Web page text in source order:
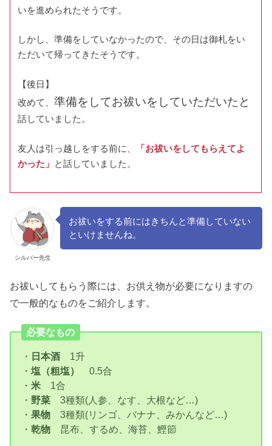
いを進められたそうです。
しかし、準備をしていなかったので、その日は御札をい
ただいて帰ってきたそうです。
【後日】
改めて、準備をしてお祓いをしていただいたと
話していました。
友人は引っ越しをする前に、
「お祓いをしてもらえてよ
かった」
と話していました。
シルバー先生
お祓いをする前にはきちんと準備していない
といけませんね。
お祓いしてもらう際には、お供え物が必要になりますの
で一般的なものをご紹介します。
必要なもの
・ 日本酒 1升
・塩（粗塩）
0.5合
・米 1合
・ 野菜 3種類(人参、なす、大根など…)
・果物 3種類(リンゴ、バナナ、みかんなど…)
・乾物 昆布、するめ、海苔、鰹節